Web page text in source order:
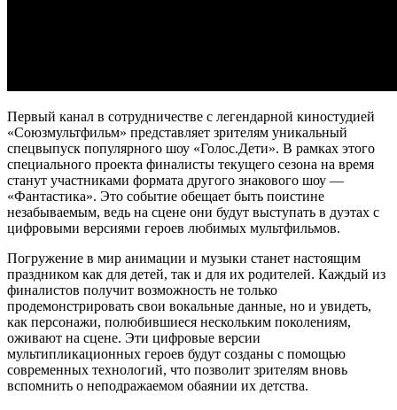
Первый канал в сотрудничестве с легендарной киностудией
«Союзмультфильм» представляет зрителям уникальный
спецвыпуск популярного шоу «Голос.Дети». В рамках этого
специального проекта финалисты текущего сезона на время
станут участниками формата другого знакового шоу —
«Фантастика». Это событие обещает быть поистине
незабываемым, ведь на сцене они будут выступать в дуэтах с
цифровыми версиями героев любимых мультфильмов.
Погружение в мир анимации и музыки станет настоящим
праздником как для детей, так и для их родителей. Каждый из
финалистов получит возможность не только
продемонстрировать свои вокальные данные, но и увидеть,
как персонажи, полюбившиеся нескольким поколениям,
оживают на сцене. Эти цифровые версии
мультипликационных героев будут созданы с помощью
современных технологий, что позволит зрителям вновь
вспомнить о неподражаемом обаянии их детства.